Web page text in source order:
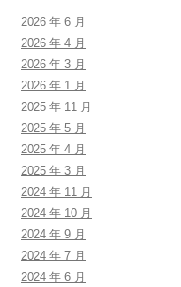
2026 年 6 月
2026 年 4 月
2026 年 3 月
2026 年 1 月
2025 年 11 月
2025 年 5 月
2025 年 4 月
2025 年 3 月
2024 年 11 月
2024 年 10 月
2024 年 9 月
2024 年 7 月
2024 年 6 月